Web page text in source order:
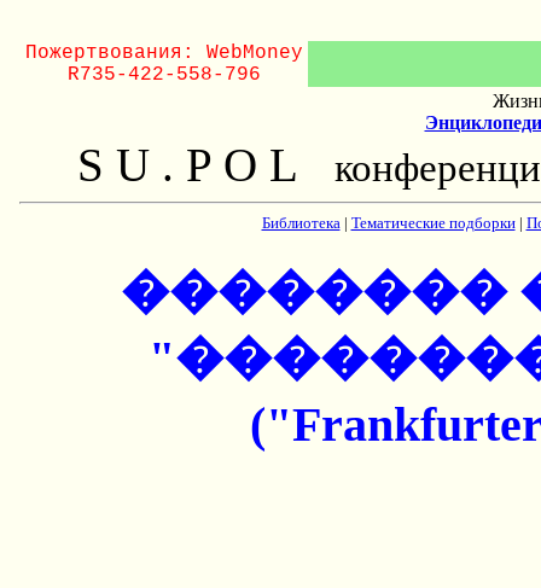
Пожертвования: WebMoney
R735-422-558-796
S U . P O L
Библиотека| Тематические подборки|
��������